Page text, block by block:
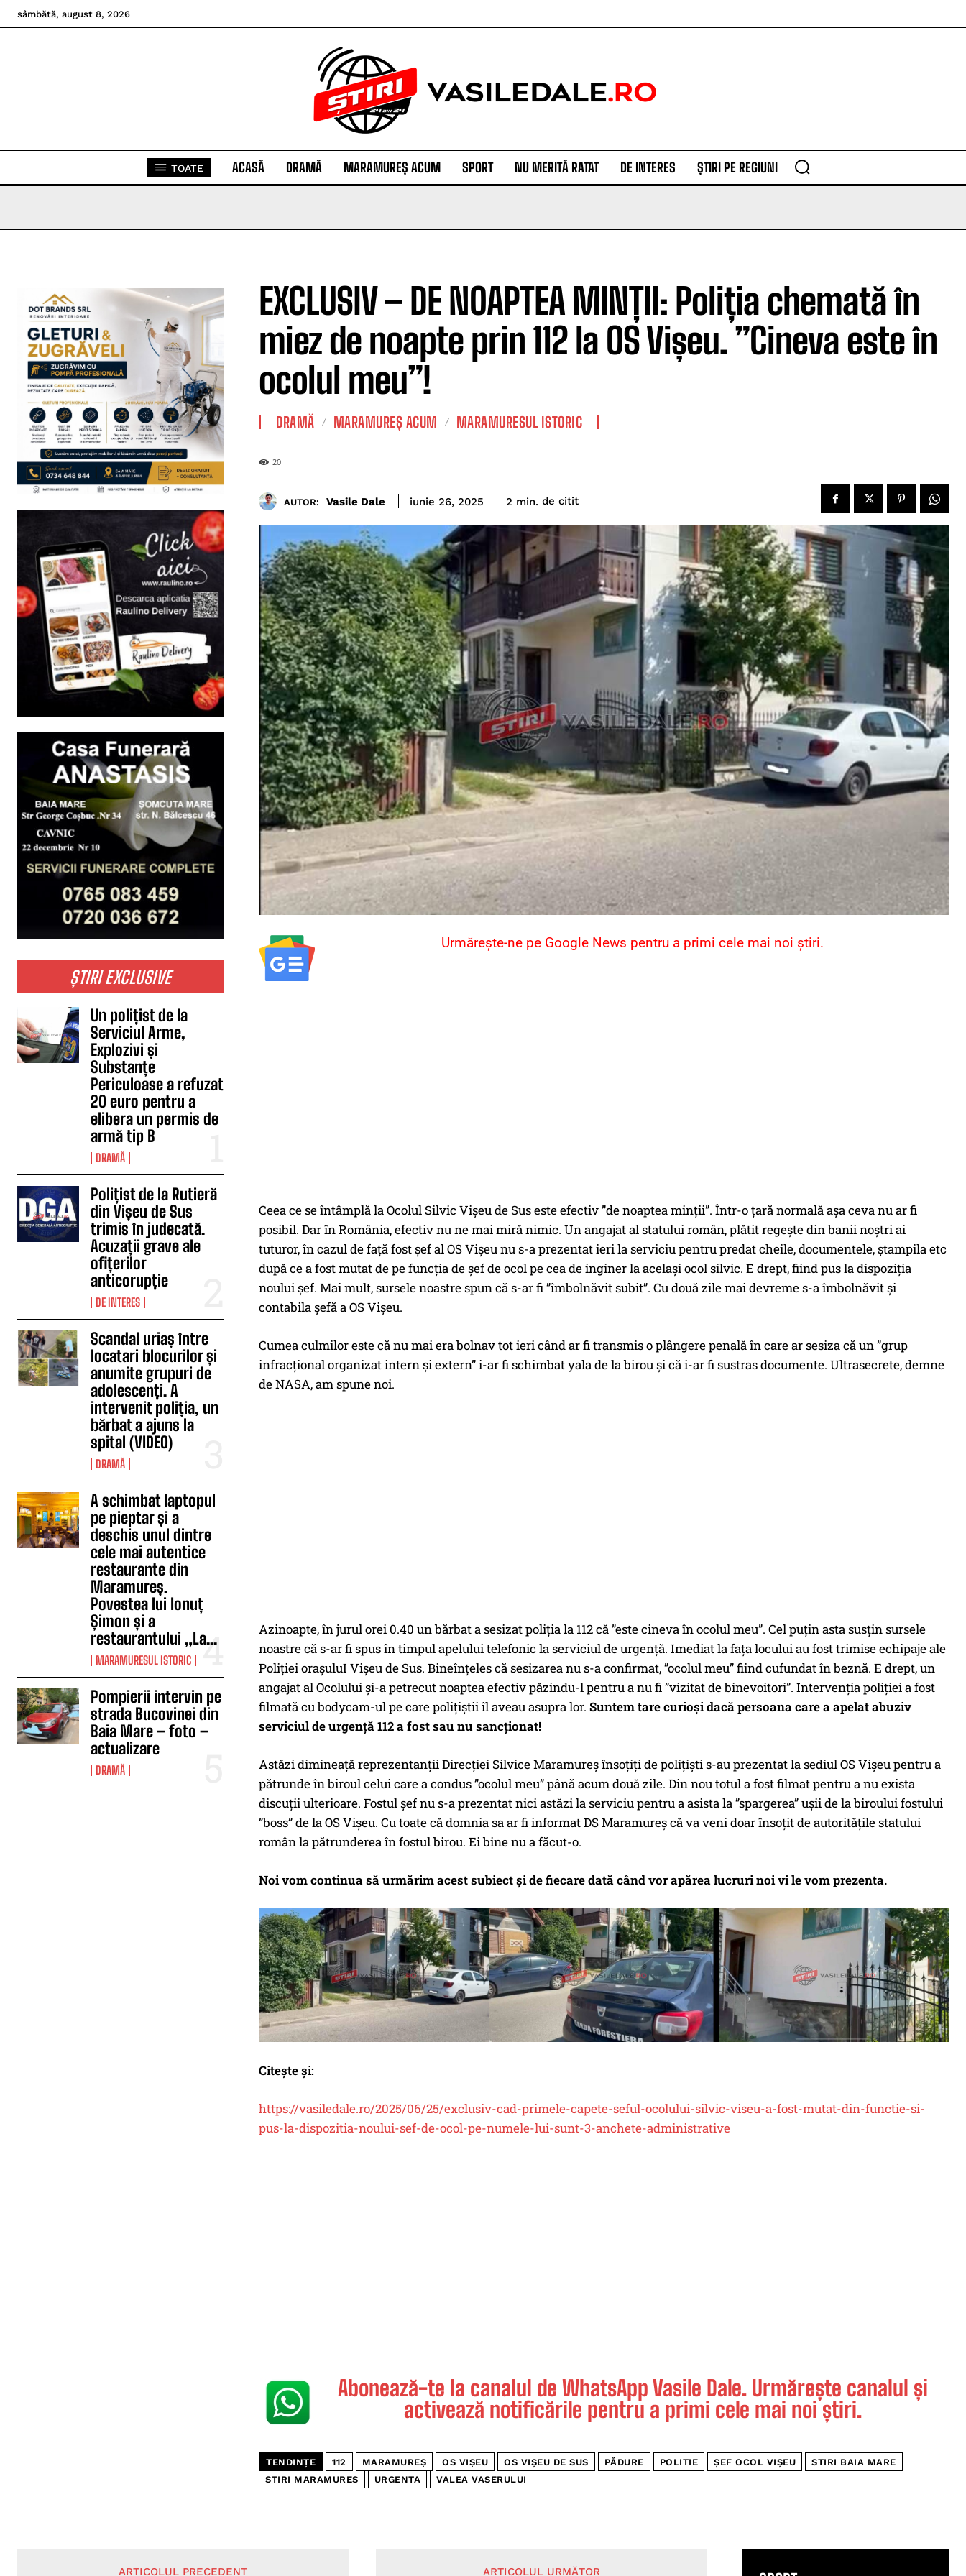
sâmbătă, august 8, 2026
TOATE ACASĂ DRAMĂ MARAMUREȘ ACUM SPORT NU MERITĂ RATAT DE INTERES ȘTIRI PE REGIUNI
ȘTIRI EXCLUSIVE
Un polițist de la
Serviciul Arme,
Explozivi și
Substanțe
Periculoase a refuzat
20 euro pentru a
elibera un permis de
armă tip B
DRAMĂ
Polițist de la Rutieră
din Vișeu de Sus
trimis în judecată.
Acuzații grave ale
ofițerilor
anticorupție
DE INTERES
Scandal uriaș între
locatari blocurilor și
anumite grupuri de
adolescenți. A
intervenit poliția, un
bărbat a ajuns la
spital (VIDEO)
DRAMĂ
A schimbat laptopul
pe pieptar și a
deschis unul dintre
cele mai autentice
restaurante din
Maramureș.
Povestea lui Ionuț
Șimon și a
restaurantului „La...
MARAMURESUL ISTORIC
Pompierii intervin pe
strada Bucovinei din
Baia Mare – foto –
actualizare
DRAMĂ
EXCLUSIV – DE NOAPTEA MINȚII: Poliția chemată în
miez de noapte prin 112 la OS Vișeu. ”Cineva este în
ocolul meu”!
DRAMĂ MARAMUREȘ ACUM MARAMURESUL ISTORIC
20
AUTOR: Vasile Dale iunie 26, 2025 2 min. de citit
Urmărește-ne pe Google News pentru a primi cele mai noi știri.
Ceea ce se întâmplă la Ocolul Silvic Vișeu de Sus este efectiv ”de noaptea minții”. Într-o țară normală așa ceva nu ar fi
posibil. Dar în România, efectiv nu ne mai miră nimic. Un angajat al statului român, plătit regește din banii noștri ai
tuturor, în cazul de față fost șef al OS Vișeu nu s-a prezentat ieri la serviciu pentru predat cheile, documentele, ștampila etc
după ce a fost mutat de pe funcția de șef de ocol pe cea de inginer la același ocol silvic. E drept, fiind pus la dispoziția
noului șef. Mai mult, sursele noastre spun că s-ar fi ”îmbolnăvit subit”. Cu două zile mai devreme s-a îmbolnăvit și
contabila șefă a OS Vișeu.
Cumea culmilor este că nu mai era bolnav tot ieri când ar fi transmis o plângere penală în care ar sesiza că un ”grup
infracțional organizat intern și extern” i-ar fi schimbat yala de la birou și că i-ar fi sustras documente. Ultrasecrete, demne
de NASA, am spune noi.
Azinoapte, în jurul orei 0.40 un bărbat a sesizat poliția la 112 că ”este cineva în ocolul meu”. Cel puțin asta susțin sursele
noastre că s-ar fi spus în timpul apelului telefonic la serviciul de urgență. Imediat la fața locului au fost trimise echipaje ale
Poliției orașuluI Vișeu de Sus. Bineînțeles că sesizarea nu s-a confirmat, ”ocolul meu” fiind cufundat în beznă. E drept, un
angajat al Ocolului și-a petrecut noaptea efectiv păzindu-l pentru a nu fi ”vizitat de binevoitori”. Intervenția poliției a fost
filmată cu bodycam-ul pe care polițiștii îl aveau asupra lor. Suntem tare curioși dacă persoana care a apelat abuziv
serviciul de urgență 112 a fost sau nu sancționat!
Astăzi dimineață reprezentanții Direcției Silvice Maramureș însoțiți de polițiști s-au prezentat la sediul OS Vișeu pentru a
pătrunde în biroul celui care a condus ”ocolul meu” până acum două zile. Din nou totul a fost filmat pentru a nu exista
discuții ulterioare. Fostul șef nu s-a prezentat nici astăzi la serviciu pentru a asista la ”spargerea” ușii de la biroului fostului
”boss” de la OS Vișeu. Cu toate că domnia sa ar fi informat DS Maramureș că va veni doar însoțit de autoritățile statului
român la pătrunderea în fostul birou. Ei bine nu a făcut-o.
Noi vom continua să urmărim acest subiect și de fiecare dată când vor apărea lucruri noi vi le vom prezenta.
Citește și:
https://vasiledale.ro/2025/06/25/exclusiv-cad-primele-capete-seful-ocolului-silvic-viseu-a-fost-mutat-din-functie-si-
pus-la-dispozitia-noului-sef-de-ocol-pe-numele-lui-sunt-3-anchete-administrative
Abonează-te la canalul de WhatsApp Vasile Dale. Urmărește canalul și
activează notificările pentru a primi cele mai noi știri.
TENDINȚE 112 MARAMUREȘ OS VIȘEU OS VIȘEU DE SUS PĂDURE POLITIE ȘEF OCOL VIȘEU
STIRI BAIA MARE
STIRI MARAMURES
URGENTA VALEA VASERULUI
ARTICOLUL PRECEDENT ARTICOLUL URMĂTOR